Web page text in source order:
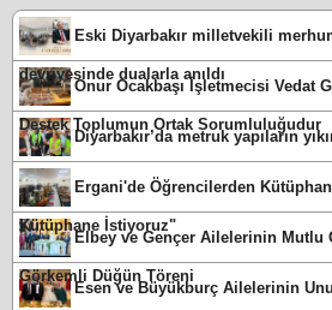
Eski Diyarbakır milletvekili
devriyesinde dualarla anıldı
Onur Ocakbaşı İşletmecisi Vedat
Destek Toplumun Ortak Sorumluluğudur
Diyarbakır’da metruk yapıların
Ergani'de Öğrencilerden
Kütüphane İstiyoruz"
Elbey ve Gençer Ailelerinin Mutlu
Görkemli Düğün Töreni
Esen ve Büyükburç Ailelerinin